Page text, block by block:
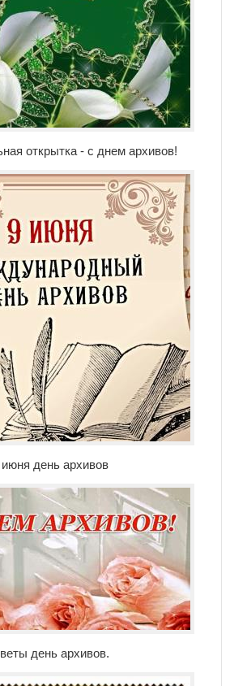
открытка - с днем архивов!
день архивов
день архивов.